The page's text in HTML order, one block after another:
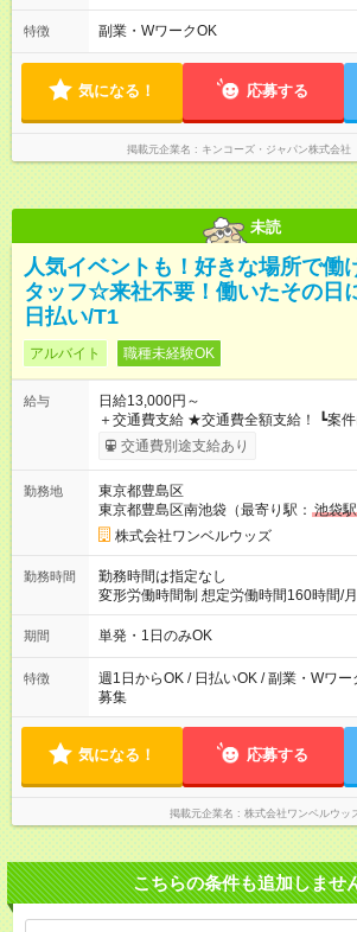
6時間以上、週4日からOK ■シフト例 ※状況に応じて要相談 実
働8時間例：9:00～18:00、11:00～
特徴 副業・WワークOK
気になる！ 応募する
掲載元企業名 キンコーズ・ジャパン株式会
未読
人気イベントも！好きな場所で働
タッフ☆来社不要！働いたその日
日払い/T1
アルバイト 職種未経験OK
給与
日給13,000円～
＋交通費支給 ★交通費全額支給！ ┗案件により規定あり ★日払
いOK！（規定あり） ┗働いたその日に
ンビニATMから 日払い分を引き落とせます！ 【試用
交通費別途支給あり
勤務地
東京都豊島区
東京都豊島区南池袋（最寄り駅： 池袋駅
株式会社ワンベルウッズ
勤務時間
勤務時間は指定なし
変形労働時間制 想定労働時間160時間/月 【シフト例】 ・8：00
～21：00
期間 単発・1日のみOK
特徴
週1日からOK / 日払いOK / 副業・Wワ
募集
気になる！ 応募する
掲載元企業名 株式会社ワンベルウッ
こちらの条件も追加しませ